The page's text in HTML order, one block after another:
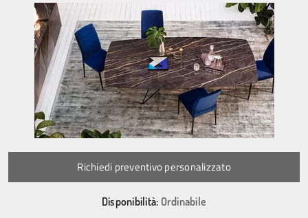
Richiedi preventivo personalizzato
Disponibilità: Ordinabile